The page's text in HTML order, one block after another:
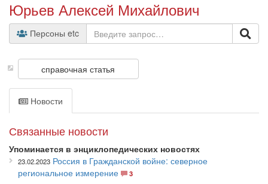
Юрьев Алексей Михайлович
Персоны etc
справочная статья
Новости
Связанные новости
Упоминается в энциклопедических новостях
23.02.2023 Россия в Гражданской войне: северное
региональное измерение
3